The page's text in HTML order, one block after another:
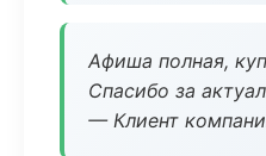
Афиша полная,
Спасибо за
— Клиент